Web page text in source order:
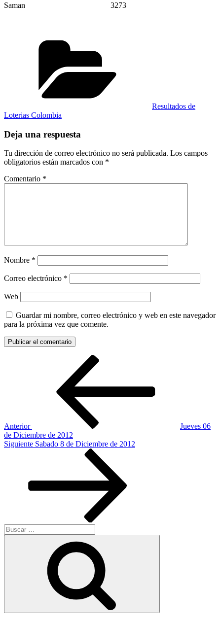
Saman
3273
Resultados de
Loterias Colombia
Deja una respuesta
Tu dirección de correo electrónico no será publicada. Los campos
obligatorios están marcados con *
Comentario *
Nombre *
Correo electrónico *
Web
Guardar mi nombre, correo electrónico y web en este navegador
para la próxima vez que comente.
Anterior
Jueves 06
de Diciembre de 2012
Siguiente
Siguiente Sabado 8 de Diciembre de 2012
Buscar
por: